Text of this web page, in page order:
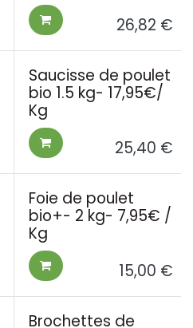
26,82 €
Saucisse de poulet
bio 1.5 kg- 17,95€/
Kg
25,40 €
Foie de poulet
bio+- 2 kg- 7,95€ /
Kg
15,00 €
Brochettes de